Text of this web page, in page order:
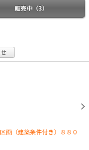
販売中（3）
画（建築条件付き）８８０